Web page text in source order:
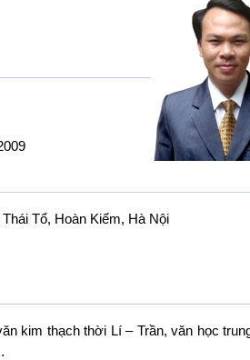
Tổ, Hoàn Kiếm, Hà Nội
kim thạch thời Lí – Trần, văn học